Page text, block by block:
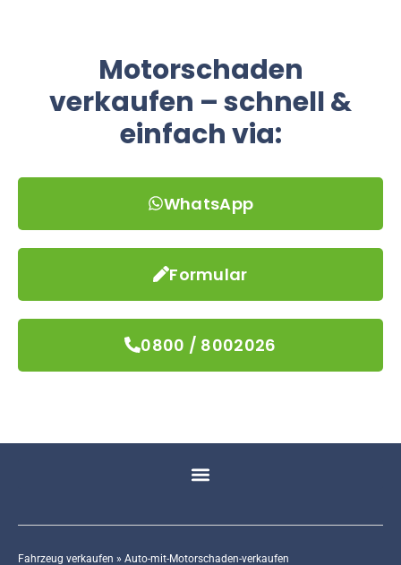
Motorschaden
verkaufen – schnell &
einfach via:
WhatsApp
Formular
0800 / 8002026
Fahrzeug verkaufen » Auto-mit-Motorschaden-verkaufen